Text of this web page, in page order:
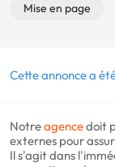
Mise en page
Cette annonce a
Notreagencedoit
externes pour
Il s'agit dans